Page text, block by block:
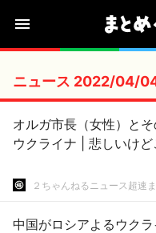
ニュース 2022/04/
オルガ市長（女性）と
ウクライナ | 悲
２ちゃんねるニュース超速
中国がロシアよるウク